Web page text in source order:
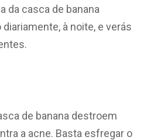
da casca de banana
à noite, e verás
de banana destroem
a acne. Basta esfregar o